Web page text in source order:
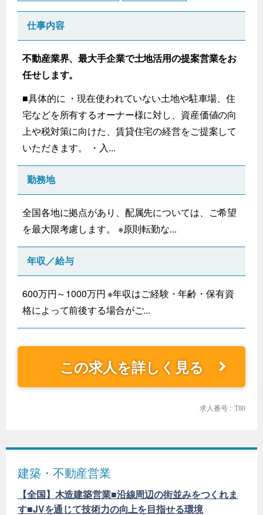
仕事内容
不動産業界、最大手企業で土地活用の提案営業をお
任せします。
■具体的に ・現在使われていない土地や駐車場、住
宅などを所有するオーナー様に対し、資産価値の向
上や税対策に向けた、賃貸住宅の経営をご提案して
いただきます。 ・入...
勤務地
全国各地に拠点があり、配属先については、ご希望
を最大限考慮します。 ※原則転勤な...
年収／給与
600万円～1000万円 ※年収はご経験・年齢・保有資
格によって前後する場合がご...
この求人を詳しく見る
求人番号：T80
建築・不動産営業
【全国】木造建築営業■沿線周辺の街並みをつくれま
す■JVを通じて技術力の向上を目指せる環境